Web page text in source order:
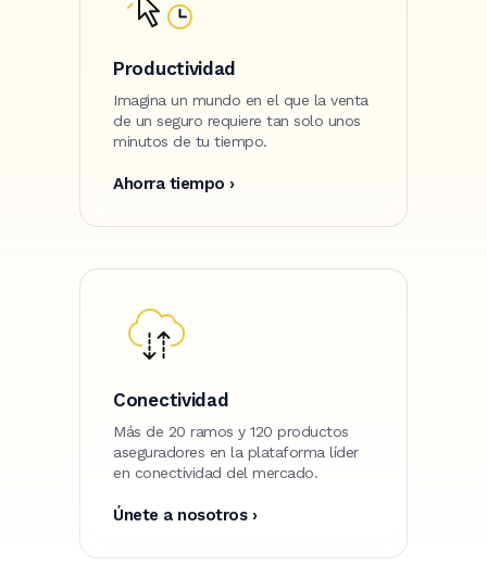
Productividad
Imagina un mundo en el que la venta
de un seguro requiere tan solo unos
minutos de tu tiempo.
Ahorra tiempo ›
Conectividad
Más de 20 ramos y 120 productos
aseguradores en la plataforma líder
en conectividad del mercado.
Únete a nosotros ›